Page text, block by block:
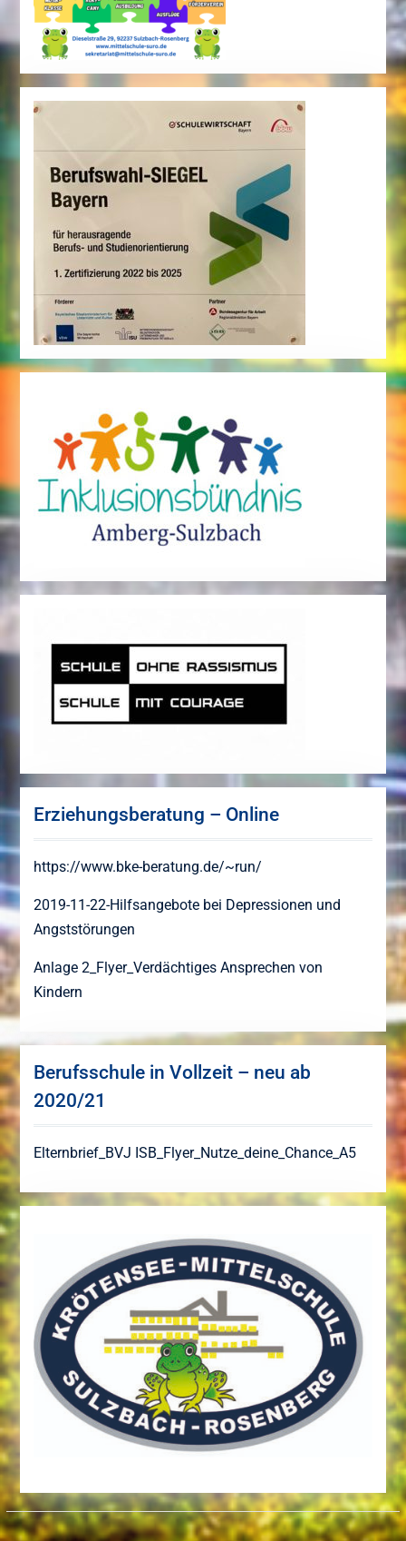
Erziehungsberatung – Online
https://www.bke-beratung.de/~run/
2019-11-22-Hilfsangebote bei Depressionen und
Angststörungen
Anlage 2_Flyer_Verdächtiges Ansprechen von
Kindern
Berufsschule in Vollzeit – neu ab
2020/21
Elternbrief_BVJ ISB_Flyer_Nutze_deine_Chance_A5